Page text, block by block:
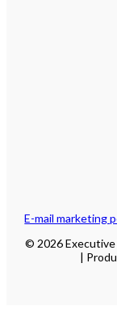
E-mail marketing
© 2026
|